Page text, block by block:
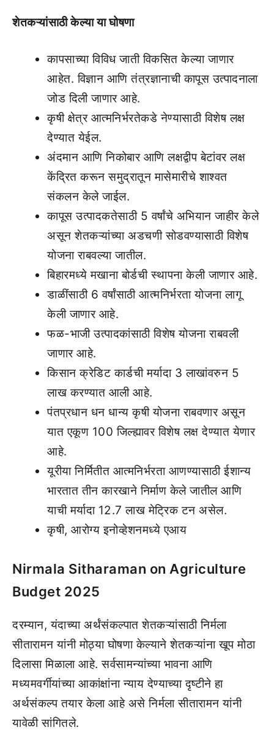
शेतकऱ्यांसाठी केल्या या घोषणा
कापसाच्या विविध जाती विकसित केल्या जाणार
आहेत. विज्ञान आणि तंत्रज्ञानाची कापूस उत्पादनाला
जोड दिली जाणार आहे.
कृषी क्षेत्र आत्मनिर्भरतेकडे नेण्यासाठी विशेष लक्ष
देण्यात येईल.
अंदमान आणि निकोबार आणि लक्षद्वीप बेटांवर लक्ष
केंद्रित करून समुद्रातून मासेमारीचे शाश्वत
संकलन केले जाईल.
कापूस उत्पादकतेसाठी 5 वर्षांचे अभियान जाहीर केले
असून शेतकऱ्यांच्या अडचणी सोडवण्यासाठी विशेष
योजना राबवल्या जातील.
बिहारमध्ये मखाना बोर्डची स्थापना केली जाणार आहे.
डाळींसाठी 6 वर्षांसाठी आत्मनिर्भरता योजना लागू
केली जाणार आहे.
फळ-भाजी उत्पादकांसाठी विशेष योजना राबवली
जाणार आहे.
किसान क्रेडिट कार्डची मर्यादा 3 लाखांवरुन 5
लाख करण्यात आली आहे.
पंतप्रधान धन धान्य कृषी योजना राबवणार असून
यात एकूण 100 जिल्ह्यावर विशेष लक्ष देण्यात येणार
आहे.
यूरीया निर्मितीत आत्मनिर्भरता आणण्यासाठी ईशान्य
भारतात तीन कारखाने निर्माण केले जातील आणि
याची मर्यादा 12.7 लाख मेट्रिक टन असेल.
कृषी, आरोग्य इनोव्हेशनमध्ये एआय
Nirmala Sitharaman on Agriculture
Budget 2025
दरम्यान, यंदाच्या अर्थंसंकल्पात शेतकऱ्यांसाठी निर्मला
सीतारामन यांनी मोठ्या घोषणा केल्याने शेतकऱ्यांना खूप मोठा
दिलासा मिळाला आहे. सर्वसामन्यांच्या भावना आणि
मध्यमवर्गीयांच्या आकांक्षांना न्याय देण्याच्या दृष्टीने हा
अर्थसंकल्प तयार केला आहे असे निर्मला सीतारामन यांनी
यावेळी सांगितले.